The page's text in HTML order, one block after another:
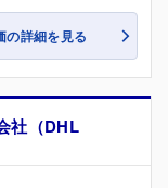
の詳細を見る
社（DHL